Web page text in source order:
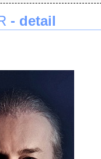
- detail